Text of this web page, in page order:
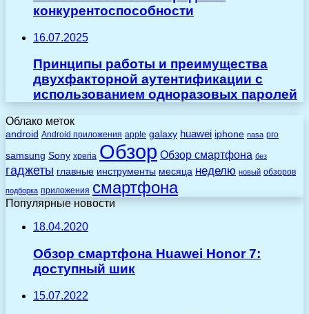
конкурентоспособности
16.07.2025
Принципы работы и преимущества
двухфакторной аутентификации с
использованием одноразовых паролей
Облако меток
android Android приложения apple galaxy huawei iphone nasa pro
samsung Sony xperia Обзор Обзор смартфона без
гаджеты главные инструменты месяца неделю новый обзоров
подборка приложения смартфона
Популярные новости
18.04.2020
Обзор смартфона Huawei Honor 7:
доступный шик
15.07.2022